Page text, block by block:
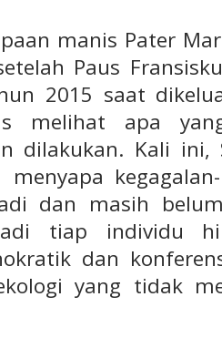
manis Pater
Paus
2015 saat
melihat apa
dilakukan. Kali ini,
dan masih
tiap individu
dan
yang tidak